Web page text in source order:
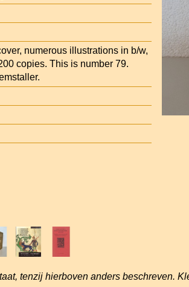
numerous illustrations in b/w,
copies. This is number 79.
tenzij hierboven anders beschreven.